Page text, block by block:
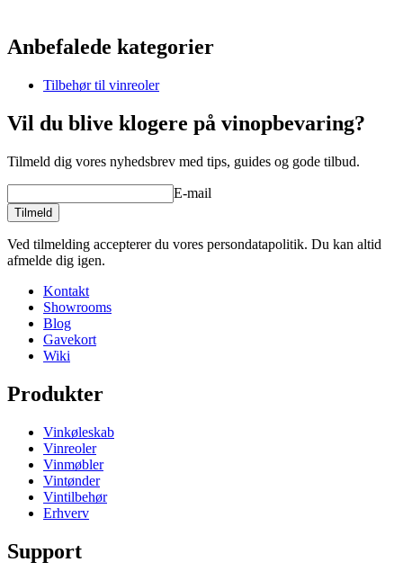
Lav din egen opstilling med disse moduler i vores online værktøj til
indretning af vinkælder
ProduktnummerS602
Generelt
Placering
Gulv
FinishBrændt fyrretræ
LeveringUsamlet
ProducentCaverack
Dimensioner (BxHxD cm)
Højde (cm)10
Bredde (cm)
Vægt (kg)
Anbefalede kategorier
Tilbehør til vinreoler
Vil du blive klogere på vinopbevaring?
Tilmeld dig vores nyhedsbrev med tips, guides og gode tilbud.
E-mail
Tilmeld
Ved tilmelding accepterer du vores persondatapolitik. Du kan altid
afmelde dig igen.
Kontakt
Showrooms
Blog
Gavekort
Wiki
Produkter
Vinkøleskab
Vinreoler
Vinmøbler
Vintønder
Vintilbehør
Erhverv
Support